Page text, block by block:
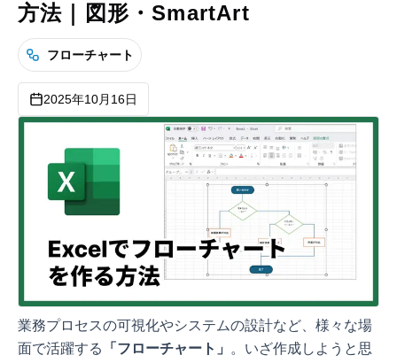
方法｜図形・SmartArt
フローチャート
2025年10月16日
業務プロセスの可視化やシステムの設計など、様々な場
面で活躍する
「フローチャート」
。いざ作成しようと思